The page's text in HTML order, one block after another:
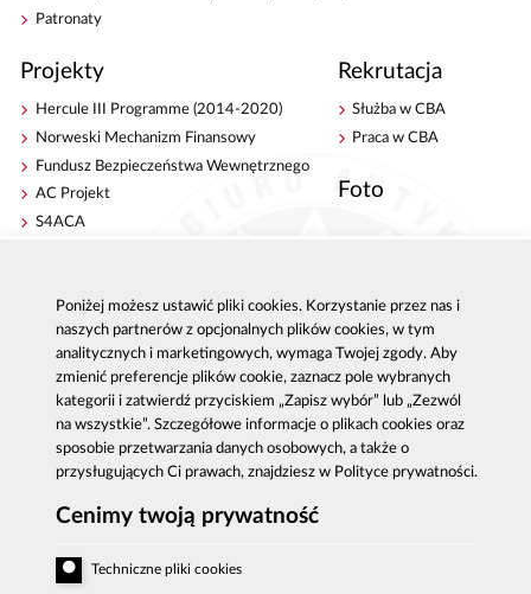
Patronaty
Projekty
Hercule III Programme (2014-2020)
Norweski Mechanizm Finansowy
Fundusz Bezpieczeństwa Wewnętrznego
AC Projekt
S4ACA
Rekrutacja
Służba w CBA
Praca w CBA
Foto
Publikacje
Strategie antykorupcyjne
Platforma e-learningowa
Centrala CBA w Warszawie
Delegatury CBA
Zgłoś korupcję
Dla mediów
Sygnaliści - zgłoszenia zewnętrzne
Zgłoszenie korupcji: 800 808 808, email:
Poniżej możesz ustawić pliki cookies. Korzystanie przez nas i
naszych partnerów z opcjonalnych plików cookies, w tym
analitycznych i marketingowych, wymaga Twojej zgody. Aby
zmienić preferencje plików cookie, zaznacz pole wybranych
kategorii i zatwierdź przyciskiem „Zapisz wybór” lub „Zezwól
na wszystkie”. Szczegółowe informacje o plikach cookies oraz
sposobie przetwarzania danych osobowych, a także o
przysługujących Ci prawach, znajdziesz w Polityce prywatności.
Cenimy twoją prywatność
Techniczne pliki cookies